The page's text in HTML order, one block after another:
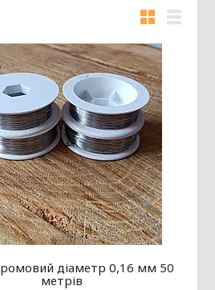
діаметр 0,16 мм 50
метрів